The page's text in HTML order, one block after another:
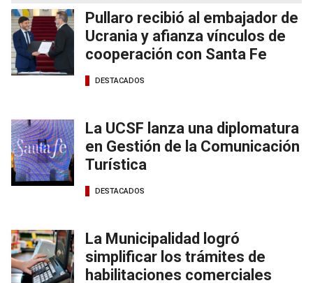
Pullaro recibió al embajador de
Ucrania y afianza vínculos de
cooperación con Santa Fe
DESTACADOS
La UCSF lanza una diplomatura
en Gestión de la Comunicación
Turística
DESTACADOS
La Municipalidad logró
simplificar los trámites de
habilitaciones comerciales